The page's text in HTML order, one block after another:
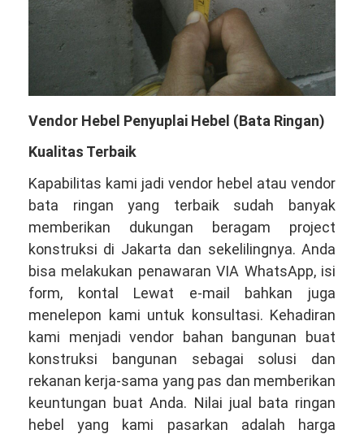
Vendor Hebel Penyuplai Hebel (Bata Ringan)
Kualitas Terbaik
Kapabilitas kami jadi vendor hebel atau vendor
bata ringan yang terbaik sudah banyak
memberikan dukungan beragam project
konstruksi di Jakarta dan sekelilingnya. Anda
bisa melakukan penawaran VIA WhatsApp, isi
form, kontal Lewat e-mail bahkan juga
menelepon kami untuk konsultasi. Kehadiran
kami menjadi vendor bahan bangunan buat
konstruksi bangunan sebagai solusi dan
rekanan kerja-sama yang pas dan memberikan
keuntungan buat Anda. Nilai jual bata ringan
hebel yang kami pasarkan adalah harga